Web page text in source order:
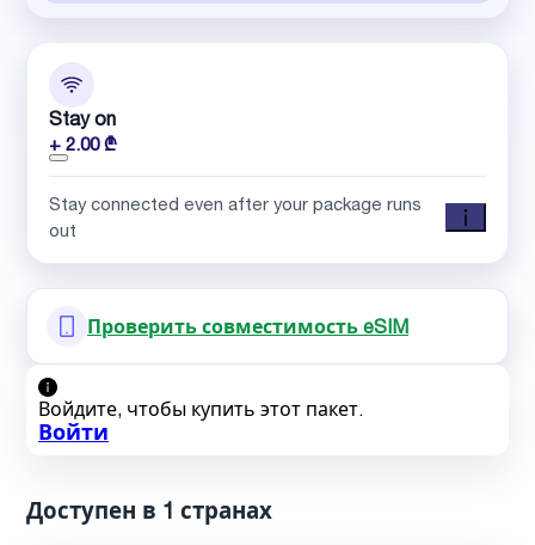
Stay on
+ 2.00 ₾
Stay connected even after your package runs
out
Проверить совместимость eSIM
Войдите, чтобы купить этот пакет.
Войти
Доступен в 1 странах